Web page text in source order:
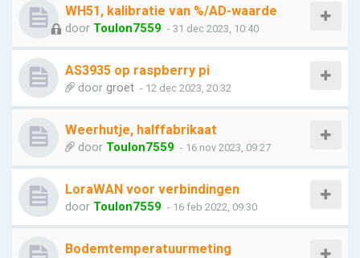
WH51, kalibratie van %/AD-waarde
door Toulon7559 - 31 dec 2023, 10:40
AS3935 op raspberry pi
door groet - 12 dec 2023, 20:32
Weerhutje, halffabrikaat
door Toulon7559 - 16 nov 2023, 09:27
LoraWAN voor verbindingen
door Toulon7559 - 16 feb 2022, 09:30
Bodemtemperatuurmeting